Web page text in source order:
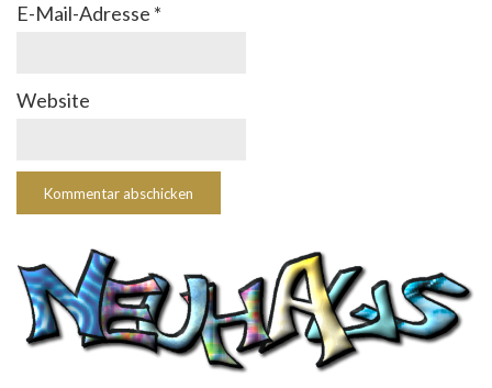
E-Mail-Adresse *
Website